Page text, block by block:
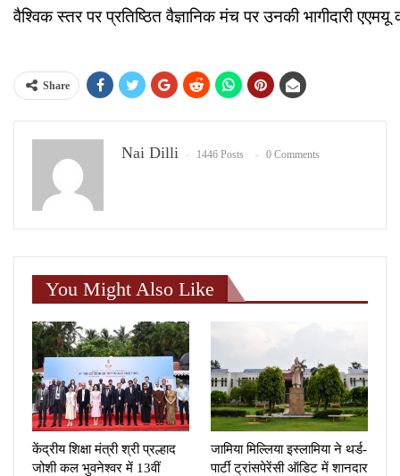
वैश्विक स्तर पर प्रतिष्ठित वैज्ञानिक मंच पर उनकी भागीदारी
Share
Nai Dilli 1446 Posts 0 Comments
You Might Also Like
केंद्रीय शिक्षा मंत्री श्री प्रल्हाद
जोशी कल भुवनेश्वर में 13वीं
जामिया मिल्लिया इस्लामिया ने थर्ड-
पार्टी ट्रांसपेरेंसी ऑडिट में शानदार